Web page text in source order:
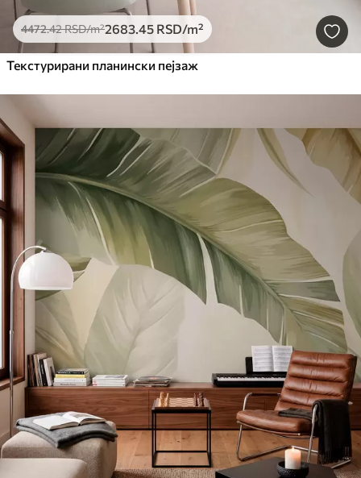
4472.42RSD/m²2683.45 RSD/m²
Текстурирани планински пејзаж